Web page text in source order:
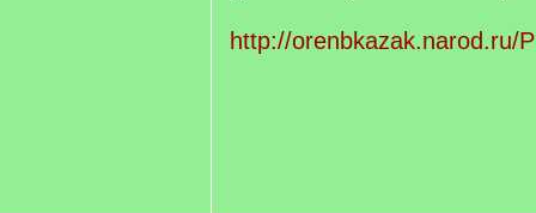
http://orenbkazak.narod.ru/